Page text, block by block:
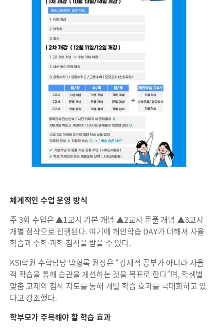
체계적인 수업 운영 방식
주 3회 수업은 ▲1교시 기본 개념 ▲2교시 문풀 개념 ▲3교시
개별 첨삭으로 진행된다. 여기에 개인학습 DAY가 더해져 자율
학습과 수학·과학 첨삭을 받을 수 있다.
KSI학원 수학담당 박형록 원장은 “강제적 공부가 아니라 자율
적 학습을 통해 습관을 개선하는 것을 목표로 한다”며, 학생별
맞춤 교재와 첨삭 지도를 통해 개별 학습 효과를 극대화하고 있
다고 강조했다.
학부모가 주목해야 할 학습 효과